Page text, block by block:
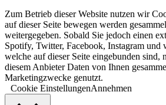
Zum Betrieb dieser Website nutzen wir
auf dieser Seite bewegen werden
weitergegeben. Sobald Sie jedoch einen
Spotify, Twitter, Facebook, Instagram und
welche auf dieser Seite eingebunden sind,
diesem Anbieter Daten von Ihnen
Marketingzwecke genutzt.
Cookie EinstellungenAnnehmen